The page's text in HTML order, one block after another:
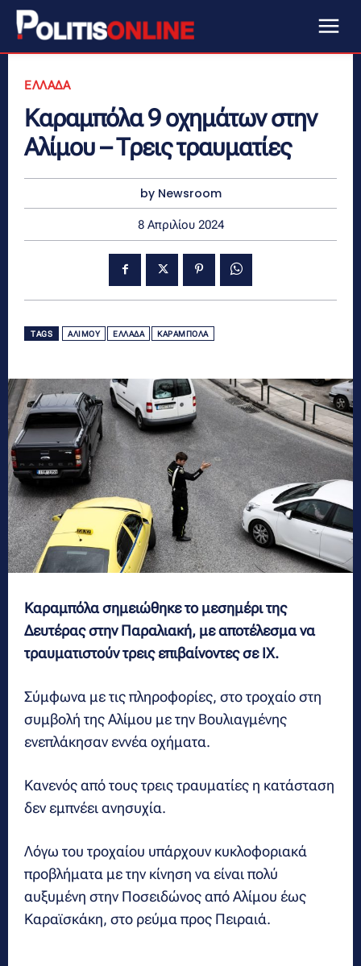
ΕΛΛΑΔΑ
Καραμπόλα 9 οχημάτων στην
Αλίμου – Τρεις τραυματίες
by Newsroom
8 Απριλίου 2024
TAGS ΑΛΊΜΟΥ ΕΛΛΑΔΑ ΚΑΡΑΜΠΌΛΑ
Καραμπόλα σημειώθηκε το μεσημέρι της
Δευτέρας στην Παραλιακή, με αποτέλεσμα να
τραυματιστούν τρεις επιβαίνοντες σε ΙΧ.
Σύμφωνα με τις πληροφορίες, στο τροχαίο στη
συμβολή της Αλίμου με την Βουλιαγμένης
ενεπλάκησαν εννέα οχήματα.
Κανενός από τους τρεις τραυματίες η κατάσταση
δεν εμπνέει ανησυχία.
Λόγω του τροχαίου υπάρχουν κυκλοφοριακά
προβλήματα με την κίνηση να είναι πολύ
αυξυμένη στην Ποσειδώνος από Αλίμου έως
Καραϊσκάκη, στο ρεύμα προς Πειραιά.